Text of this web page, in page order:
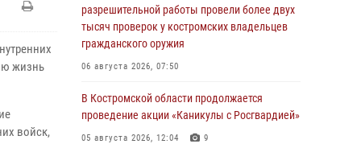
жизнь
войск,
разрешительной работы провели более двух
тысяч проверок у костромских владельцев
гражданского оружия
06 августа 2026, 07:50
В Костромской области продолжается
проведение акции «Каникулы с Росгвардией»
05 августа 2026, 12:04 9